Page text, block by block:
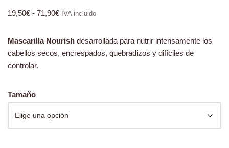
19,50€ - 71,90€ IVA incluido
Mascarilla Nourish desarrollada para nutrir intensamente los
cabellos secos, encrespados, quebradizos y difíciles de
controlar.
Tamaño